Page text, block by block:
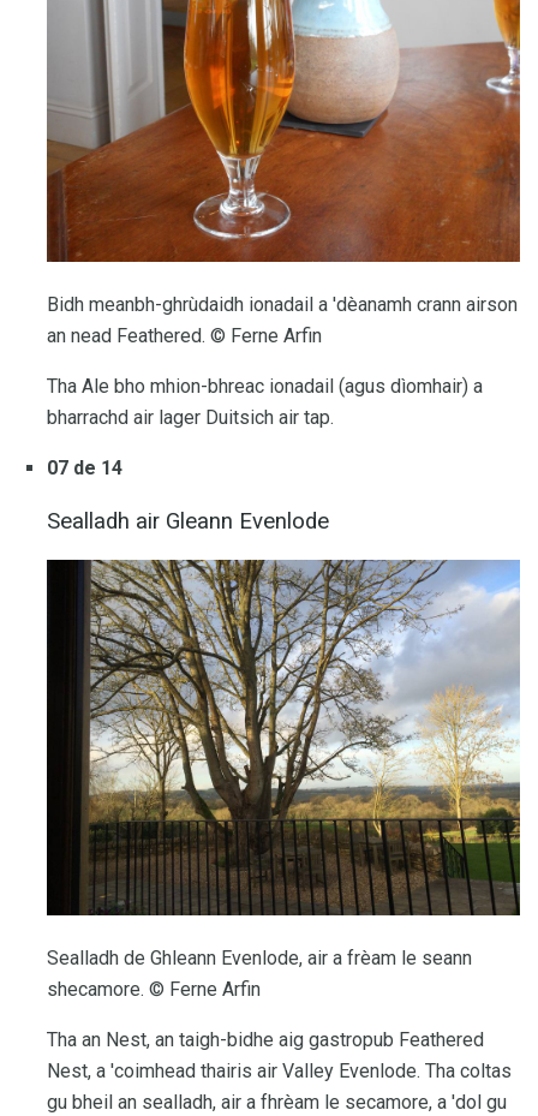
Bidh meanbh-ghrùdaidh ionadail a 'dèanamh crann airson
an nead Feathered. © Ferne Arfin
Tha Ale bho mhion-bhreac ionadail (agus dìomhair) a
bharrachd air lager Duitsich air tap.
07 de 14
Sealladh air Gleann Evenlode
Sealladh de Ghleann Evenlode, air a frèam le seann
shecamore. © Ferne Arfin
Tha an Nest, an taigh-bidhe aig gastropub Feathered
Nest, a 'coimhead thairis air Valley Evenlode. Tha coltas
gu bheil an sealladh, air a fhrèam le secamore, a 'dol gu